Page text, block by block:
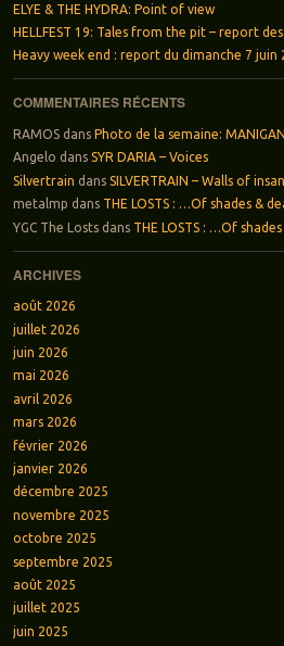
ELYE & THE HYDRA: Point of view
HELLFEST 19: Tales from the pit – report
Heavy week end : report du dimanche 7 juin
COMMENTAIRES RÉCENTS
RAMOSdans Photo de la semaine:
Angelo dans SYR DARIA – Voices
Silvertrain dans SILVERTRAIN – Walls of
metalmp dans THE LOSTS : …Of shades &
YGC The Lostsdans THE LOSTS : …Of
ARCHIVES
août 2026
juillet 2026
juin 2026
mai 2026
avril 2026
mars 2026
février 2026
janvier 2026
décembre 2025
novembre 2025
octobre 2025
septembre 2025
août 2025
juillet 2025
juin 2025